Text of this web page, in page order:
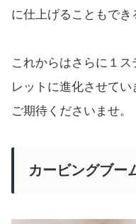
に仕上げることもでき
これからはさらに１
レットに進化させて
ご期待くださいませ。
カービングブー